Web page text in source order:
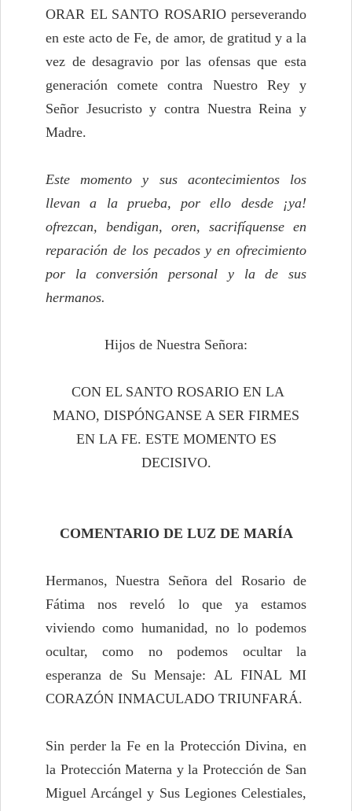
ORAR EL SANTO ROSARIO perseverando
en este acto de Fe, de amor, de gratitud y a la
vez de desagravio por las ofensas que esta
generación comete contra Nuestro Rey y
Señor Jesucristo y contra Nuestra Reina y
Madre.
Este momento y sus acontecimientos los
llevan a la prueba, por ello desde ¡ya!
ofrezcan, bendigan, oren, sacrifíquense en
reparación de los pecados y en ofrecimiento
por la conversión personal y la de sus
hermanos.
Hijos de Nuestra Señora:
CON EL SANTO ROSARIO EN LA
MANO, DISPÓNGANSE A SER FIRMES
EN LA FE. ESTE MOMENTO ES
DECISIVO.
COMENTARIO DE LUZ DE MARÍA
Hermanos, Nuestra Señora del Rosario de
Fátima nos reveló lo que ya estamos
viviendo como humanidad, no lo podemos
ocultar, como no podemos ocultar la
esperanza de Su Mensaje: AL FINAL MI
CORAZÓN INMACULADO TRIUNFARÁ.
Sin perder la Fe en la Protección Divina, en
la Protección Materna y la Protección de San
Miguel Arcángel y Sus Legiones Celestiales,